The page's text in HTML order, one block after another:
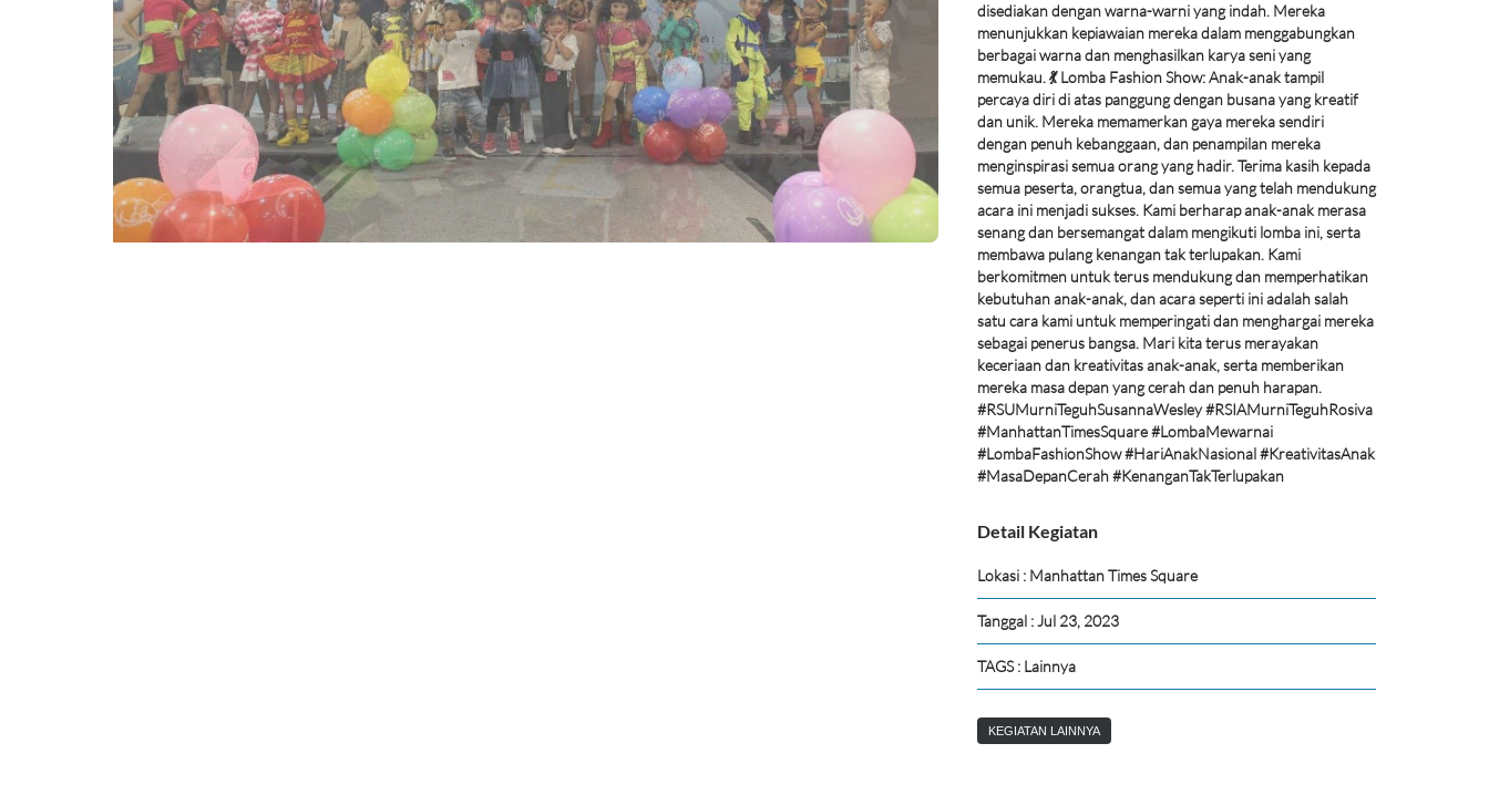
disediakan dengan warna-warni yang indah. Mereka
menunjukkan kepiawaian mereka dalam menggabungkan
berbagai warna dan menghasilkan karya seni yang
memukau. 💃 Lomba Fashion Show: Anak-anak tampil
percaya diri di atas panggung dengan busana yang kreatif
dan unik. Mereka memamerkan gaya mereka sendiri
dengan penuh kebanggaan, dan penampilan mereka
menginspirasi semua orang yang hadir. Terima kasih kepada
semua peserta, orangtua, dan semua yang telah mendukung
acara ini menjadi sukses. Kami berharap anak-anak merasa
senang dan bersemangat dalam mengikuti lomba ini, serta
membawa pulang kenangan tak terlupakan. Kami
berkomitmen untuk terus mendukung dan memperhatikan
kebutuhan anak-anak, dan acara seperti ini adalah salah
satu cara kami untuk memperingati dan menghargai mereka
sebagai penerus bangsa. Mari kita terus merayakan
keceriaan dan kreativitas anak-anak, serta memberikan
mereka masa depan yang cerah dan penuh harapan.
#RSUMurniTeguhSusannaWesley #RSIAMurniTeguhRosiva
#ManhattanTimesSquare #LombaMewarnai
#LombaFashionShow #HariAnakNasional #KreativitasAnak
#MasaDepanCerah #KenanganTakTerlupakan
Detail Kegiatan
Lokasi : Manhattan Times Square
Tanggal : Jul 23, 2023
TAGS : Lainnya
KEGIATAN LAINNYA